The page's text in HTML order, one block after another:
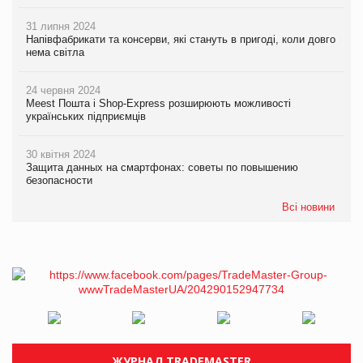
31 липня 2024
Напівфабрикати та консерви, які стануть в пригоді, коли довго
нема світла
24 червня 2024
Meest Пошта і Shop-Express розширюють можливості
українських підприємців
30 квітня 2024
Защита данных на смартфонах: советы по повышению
безопасности
Всі новини